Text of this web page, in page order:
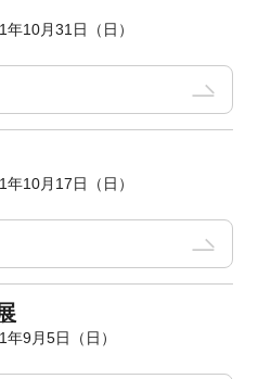
10月31日（日）
10月17日（日）
9月5日（日）